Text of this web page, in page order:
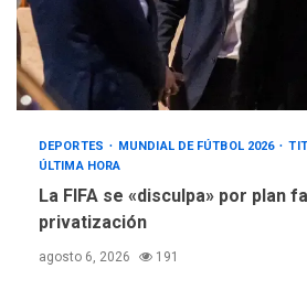
DEPORTES MUNDIAL DE FÚTBOL 2026
ÚLTIMA HORA
La FIFA se «disculpa» por plan
privatización
agosto 6, 2026 191